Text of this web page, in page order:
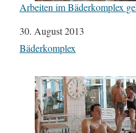
Arbeiten im Bäderkomplex
Datum
30. August 2013
In Bezug auf
Bäderkomplex